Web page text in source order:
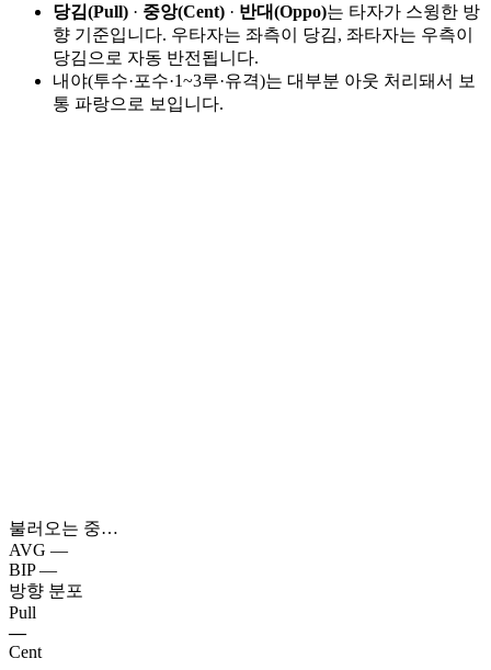
당김(Pull) · 중앙(Cent) · 반대(Oppo)는 타자가 스윙한 방
향 기준입니다. 우타자는 좌측이 당김, 좌타자는 우측이
당김으로 자동 반전됩니다.
내야(투수·포수·1~3루·유격)는 대부분 아웃 처리돼서 보
통 파랑으로 보입니다.
불러오는 중…
AVG —
BIP —
방향 분포
Pull
—
Cent